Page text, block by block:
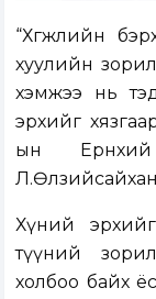
“Хөгжлийн
хуулийн
хэмжээ нь
эрхийг
ын
Хүний
түүний
холбоо байх